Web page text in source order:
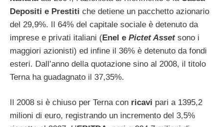
Depositi e Prestiti che detiene un pacchetto azionario
del 29,9%. Il 64% del capitale sociale è detenuto da
imprese e privati italiani (Enel e Pictet Assetsono i
maggiori azionisti) ed infine il 36% è detenuto da fondi
esteri. Dall’anno della quotazione sino al 2008, il titolo
Terna ha guadagnato il 37,35%.
Il 2008 si è chiuso per Terna con ricavi pari a 1395,2
milioni di euro, registrando un incremento del 3,5%